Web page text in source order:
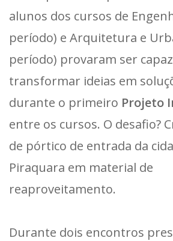
alunos dos cursos de
período) e Arquitetura e
período) provaram ser
transformar ideias em
durante o primeiro Projeto
entre os cursos. O desafio?
de pórtico de entrada da
Piraquara em material de
reaproveitamento.
Durante dois encontros